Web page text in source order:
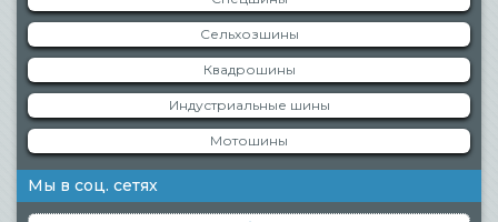
Сельхозшины
Квадрошины
Индустриальные шины
Мотошины
Мы в соц. сетях